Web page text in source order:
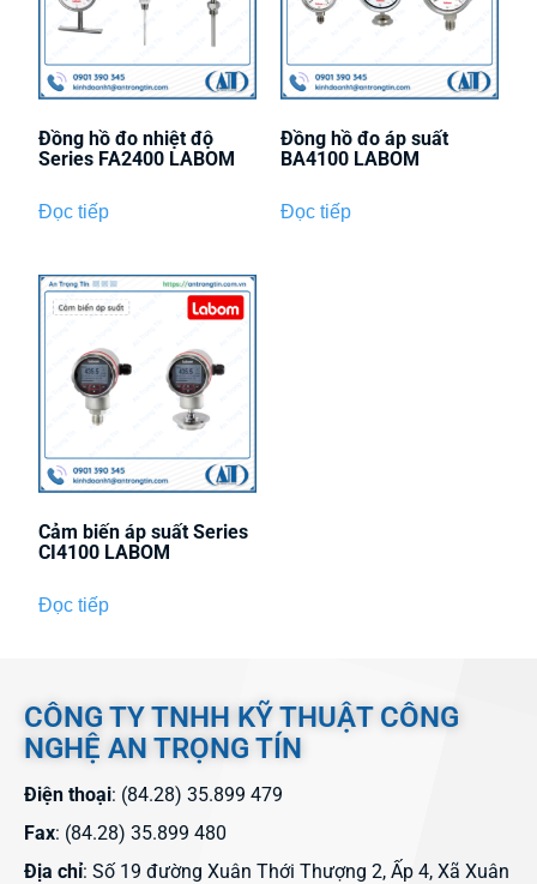
Đồng hồ đo nhiệt độ
Series FA2400 LABOM
Đọc tiếp
Đồng hồ đo áp suất
BA4100 LABOM
Đọc tiếp
Cảm biến áp suất Series
CI4100 LABOM
Đọc tiếp
CÔNG TY TNHH KỸ THUẬT CÔNG
NGHỆ AN TRỌNG TÍN
Điện thoại: (84.28) 35.899 479
Fax: (84.28) 35.899 480
Địa chỉ: Số 19 đường Xuân Thới Thượng 2, Ấp 4, Xã Xuân